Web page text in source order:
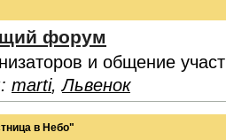
форум
и общение
marti,Львенок
в Небо"